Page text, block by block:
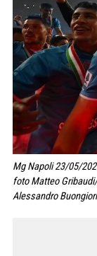
Mg Napoli 23/05/
foto Matteo
Alessandro